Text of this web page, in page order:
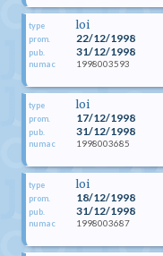
type loi
prom. 22/12/1998
pub. 31/12/1998
numac 1998003593
type loi
prom. 17/12/1998
pub. 31/12/1998
numac 1998003685
type loi
prom. 18/12/1998
pub. 31/12/1998
numac 1998003687